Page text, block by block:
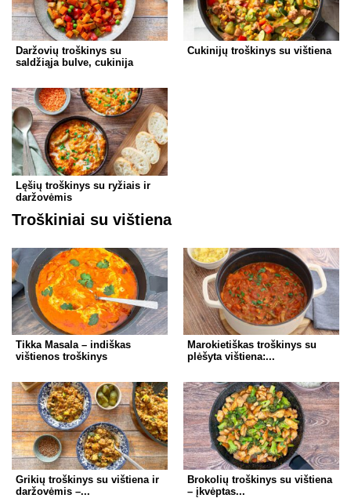
Daržovių troškinys su
saldžiąja bulve, cukinija
Cukinijų troškinys su vištiena
Lęšių troškinys su ryžiais ir
daržovėmis
Troškiniai su vištiena
Tikka Masala – indiškas
vištienos troškinys
Marokietiškas troškinys su
plėšyta vištiena:...
Grikių troškinys su vištiena ir
daržovėmis –...
Brokolių troškinys su vištiena
– įkvėptas...